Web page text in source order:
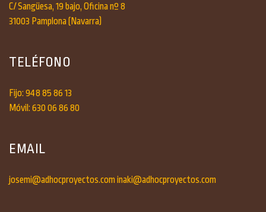
C/ Sangüesa, 19 bajo, Oficina nº 8
31003 Pamplona (Navarra)
TELÉFONO
Fijo: 948 85 86 13
Móvil: 630 06 86 80
EMAIL
josemi@adhocproyectos.com inaki@adhocproyectos.com